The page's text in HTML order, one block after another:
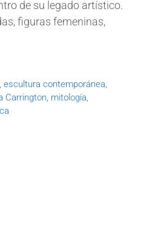
de su legado artístico.
figuras femeninas,
,escultura contemporánea,
Carrington, mitología,